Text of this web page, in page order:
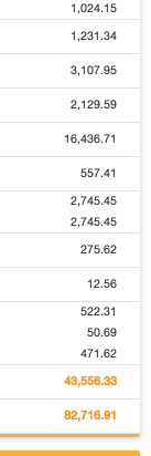
1,024.15
1,231.34
3,107.95
2,129.59
16,436.71
557.41
2,745.45
2,745.45
275.62
12.56
522.31
50.69
471.62
43,556.33
82,716.91